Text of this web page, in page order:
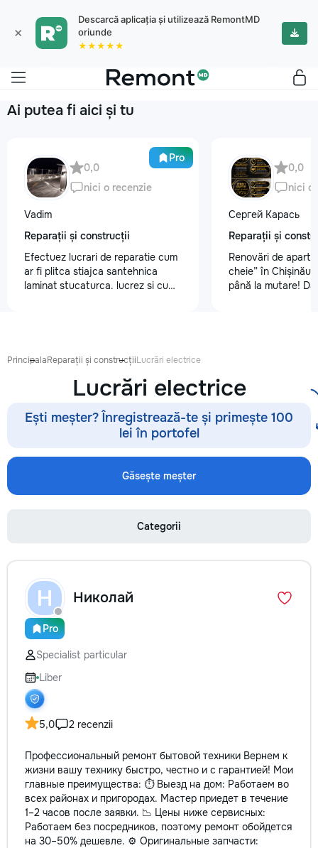
×
Descarcă aplicația și utilizează RemontMD
oriunde
★★★★★
Ai putea fi aici și tu
Pro
0,0
nici o recenzie
Vadim
Reparații și construcții
Efectuez lucrari de reparatie cum
ar fi plitca stiajca santehnica
laminat stucaturca. lucrez si cu
0,0
nici o
Сергей Карась
Reparații și
Renovări de
cheie” în Chișinău
până la mutare!
Garanție 1–2 ani
contract, fixăm
termenele
garanție reală
reducere Oferim
materialele de
finisaj prin
foto și video
lucrărilor.
fotografiem și
Prețuri orientative
materiale:
producătorului,
categoria
porțelanată – de
lei/m² Laminat –
lei/m² Materiale
PrincipalaReparații și construcțiiLucrări electrice
Lucrări electrice
Ești meșter? Înregistrează-te și primește 100
lei în portofel
Găsește meșter
Categorii
Н
Pro
Николай
Specialist particular
Liber
5,0 2 recenzii
Профессиональный ремонт бытовой техники Вернем к
жизни вашу технику быстро, честно и с гарантией! Мои
главные преимущества: ⏱️ Выезд на дом: Работаем во
всех районах и пригородах. Мастер приедет в течение
1–2 часов после заявки. 📉 Цены ниже сервисных:
Работаем без посредников, поэтому ремонт обойдется
на 30–50% дешевле. ⚙️ Оригинальные запчасти: